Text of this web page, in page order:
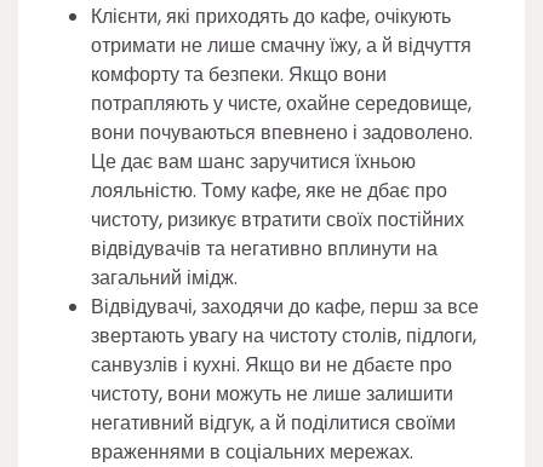
Клієнти, які приходять до кафе, очікують
отримати не лише смачну їжу, а й відчуття
комфорту та безпеки. Якщо вони
потрапляють у чисте, охайне середовище,
вони почуваються впевнено і задоволено.
Це дає вам шанс заручитися їхньою
лояльністю. Тому кафе, яке не дбає про
чистоту, ризикує втратити своїх постійних
відвідувачів та негативно вплинути на
загальний імідж.
Відвідувачі, заходячи до кафе, перш за все
звертають увагу на чистоту столів, підлоги,
санвузлів і кухні. Якщо ви не дбаєте про
чистоту, вони можуть не лише залишити
негативний відгук, а й поділитися своїми
враженнями в соціальних мережах.